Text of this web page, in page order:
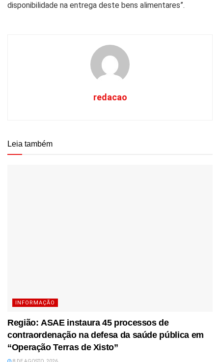
disponibilidade na entrega deste bens alimentares”.
redacao
Leia também
INFORMAÇÃO
Região: ASAE instaura 45 processos de
contraordenação na defesa da saúde pública em
“Operação Terras de Xisto”